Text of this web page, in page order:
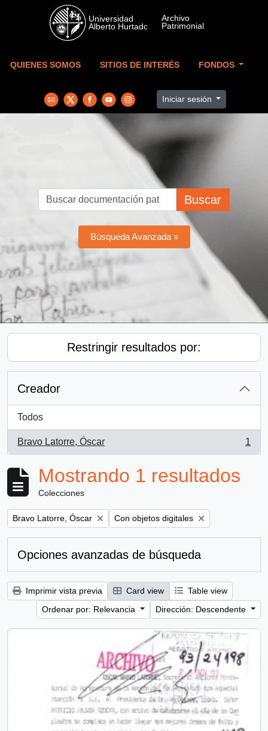
Skip to main content
QUIENES SOMOS SITIOS DE INTERÉS FONDOS
Iniciar sesión
Buscar
Búsqueda Avanzada »
Restringir resultados por:
Creador
Todos
Bravo Latorre, Óscar
, 1 resultados
1
Mostrando 1 resultados
Colecciones
Remove filter:
Bravo Latorre, Óscar Remove filter:
Con objetos digitales
Opciones avanzadas de búsqueda
Imprimir vista previa Card view
Table view
Ordenar por: Relevancia
Dirección: Descendente